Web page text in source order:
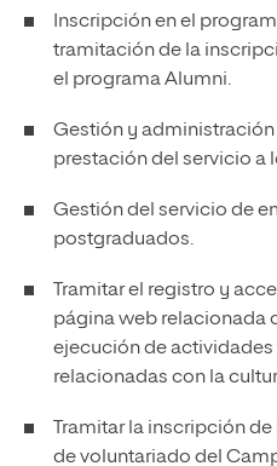
Inscripción en el
tramitación de la
el programa Alumni.
Gestión y administración
prestación del servicio a
Gestión del servicio de
postgraduados.
Tramitar el registro y
página web relacionada
ejecución de
relacionadas con la
Tramitar la inscripción
de voluntariado del